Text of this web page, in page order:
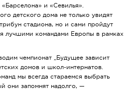
и «Севилья».
детского дома не только увидят
стадиона, но и сами пройдут
лучшими командами Европы в рамках
чемпионат „Будущее зависит
домов и школ-интернатов.
мы всегда стараемся выбрать
они запомнят надолго, —